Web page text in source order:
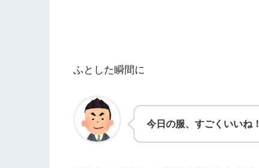
ふとした瞬間に
今日の服、すごくいいね！